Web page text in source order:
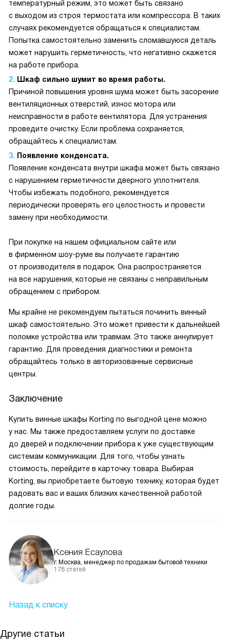
температурный режим, это может быть связано
с выходом из строя термостата или компрессора. В таких
случаях рекомендуется обращаться к специалистам.
Попытка самостоятельно заменить сломавшуюся деталь
может нарушить герметичность, что негативно скажется
на работе прибора.
Шкаф сильно шумит во время работы.
Причиной повышения уровня шума может быть засорение
вентиляционных отверстий, износ мотора или
неисправности в работе вентилятора. Для устранения
проведите очистку. Если проблема сохраняется,
обращайтесь к специалистам.
Появление конденсата.
Появление конденсата внутри шкафа может быть связано
с нарушением герметичности дверного уплотнителя.
Чтобы избежать подобного, рекомендуется
периодически проверять его целостность и провести
замену при необходимости.
При покупке на нашем официальном сайте или
в фирменном шоу-руме вы получаете гарантию
от производителя в подарок. Она распространяется
на все нарушения, которые не связаны с неправильным
обращением с прибором.
Мы крайне не рекомендуем пытаться починить винный
шкаф самостоятельно. Это может привести к дальнейшей
поломке устройства или травмам. Это также аннулирует
гарантию. Для проведения диагностики и ремонта
обращайтесь только в авторизованные сервисные
центры.
Заключение
Купить винные шкафы Korting по выгодной цене можно
у нас. Мы также предоставляем услуги по доставке
до дверей и подключении прибора к уже существующим
системам коммуникации. Для того, чтобы узнать
стоимость, перейдите в карточку товара. Выбирая
Korting, вы приобретаете бытовую технику, которая будет
радовать вас и ваших близких качественной работой
долгие годы.
Ксения Есаулова
г. Москва, менеджер по продажам бытовой техники
178 статей
Назад к списку
Другие статьи